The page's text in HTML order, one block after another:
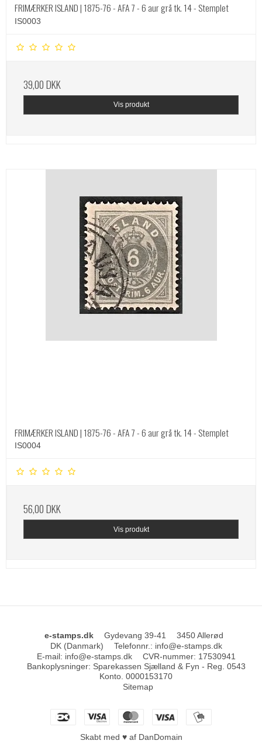
FRIMÆRKER ISLAND | 1875-76 - AFA 7 - 6 aur grå tk. 14 - Stemplet
IS0003
39,00 DKK
Vis produkt
FRIMÆRKER ISLAND | 1875-76 - AFA 7 - 6 aur grå tk. 14 - Stemplet
IS0004
56,00 DKK
Vis produkt
e-stamps.dk Gydevang 39-41
3450 Allerød
DK (Danmark)
Telefonnr.: info@e-stamps.dk
E-mail: info@e-stamps.dk CVR-nummer: 17530941
Bankoplysninger: Sparekassen Sjælland & Fyn - Reg. 0543
Konto. 0000153170
Sitemap
Skabt med ♥ af DanDomain